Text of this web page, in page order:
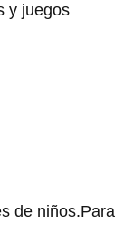
y juegos
de niños.Para